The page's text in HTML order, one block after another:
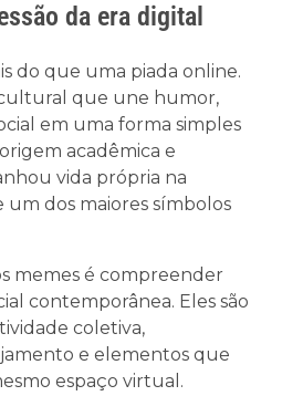
da era digital
do que uma piada online.
que une humor,
em uma forma simples
acadêmica e
vida própria na
dos maiores símbolos
memes é compreender
contemporânea. Eles são
coletiva,
e elementos que
espaço virtual.